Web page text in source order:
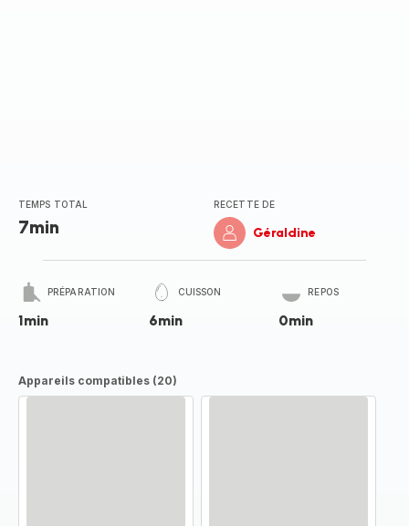
TEMPS TOTAL
7min
RECETTE DE
Géraldine
PRÉPARATION
1min
CUISSON
6min
REPOS
0min
Appareils compatibles (20)